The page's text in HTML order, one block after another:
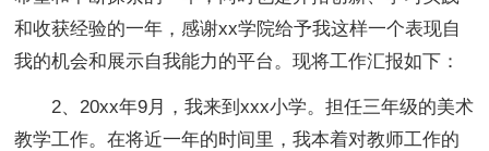
和收获经验的一年，感谢xx学院给予我这样一个表现自
我的机会和展示自我能力的平台。现将工作汇报如下：
2、20xx年9月，我来到xxx小学。担任三年级的美术
教学工作。在将近一年的时间里，我本着对教师工作的